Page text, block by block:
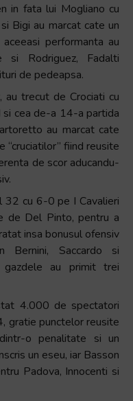
in fata lui Mogliano cu
Bigi au marcat cate un
performanta au
si Rodriguez, Fadalti
de pedeapsa.
au trecut de Crociati cu
si cea de-a 14-a partida
au marcat cate
“cruciatilor” fiind reusite
de scor aducandu-
32 cu 6-0 pe I Cavalieri
de Del Pinto, pentru a
insa bonusul ofensiv
Bernini, Saccardo si
au primit trei
4.000 de spectatori
gratie punctelor reusite
o penalitate si un
un eseu, iar Basson
Padova, Innocenti si